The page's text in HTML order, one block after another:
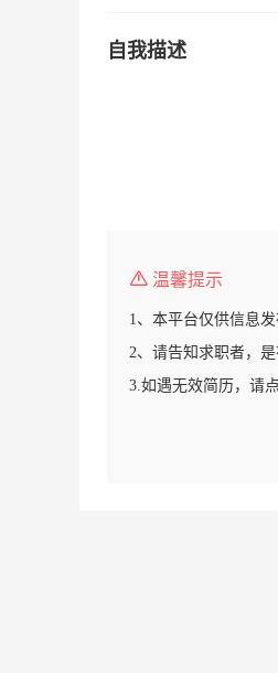
自我描述
温馨提示
1、本平台仅供信息
2、请告知求职者，
3.如遇无效简历，请